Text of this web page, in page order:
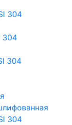
304
304
304
304